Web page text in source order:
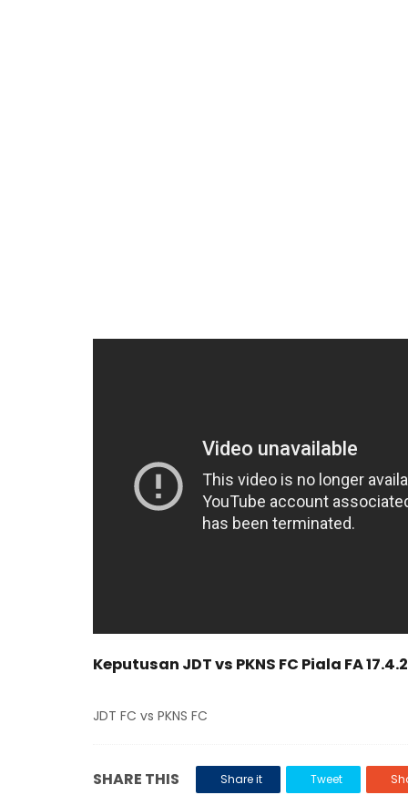
Keputusan JDT vs PKNS FC Piala FA
JDT FC vs PKNS FC
SHARE THIS Share it Tweet